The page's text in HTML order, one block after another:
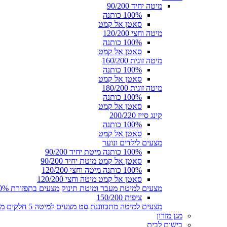
מיטה יחיד 90/200
100% כותנה
סאטן אל קמט
מיטה וחצי 120/200
100% כותנה
סאטן אל קמט
מיטה זוגית 160/200
100% כותנה
סאטן אל קמט
מיטה זוגית 180/200
100% כותנה
סאטן אל קמט
קינג סייז 200/220
100% כותנה
סאטן אל קמט
מצעים לילדים ונוער
100% כותנה מיטת יחיד 90/200
סאטן אל קמט מיטת יחיד 90/200
100% כותנה מיטה וחצי 120/200
סאטן אל קמט מיטה וחצי 120/200
מצעים למיטת מעבר ומיטת תינוק מצעים בתפזורת 100% כותנה
ציפות 150/200
מצעים למיטה מתכווננת סט מצעים למיטה 5 חלקים
מגן מזרון
בישום לבית